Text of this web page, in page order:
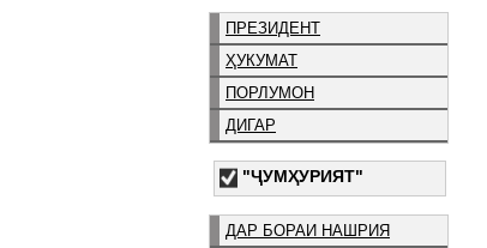
ПРЕЗИДЕНТ
ҲУКУМАТ
ПОРЛУМОН
ДИГАР
"ҶУМҲУРИЯТ"
ДАР БОРАИ НАШРИЯ